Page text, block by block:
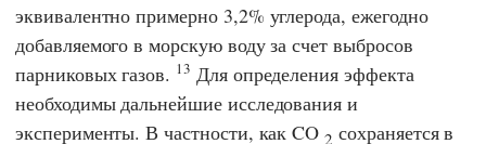
эквивалентно примерно 3,2% углерода, ежегодно
добавляемого в морскую воду за счет выбросов
парниковых газов. 13 Для определения эффекта
необходимы дальнейшие исследования и
эксперименты. В частности, как CO2 сохраняется в